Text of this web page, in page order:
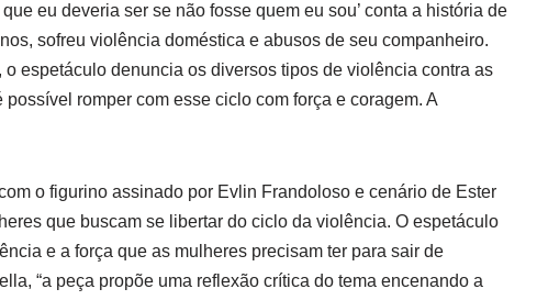
eu deveria ser se não fosse quem eu sou’ conta a história de
sofreu violência doméstica e abusos de seu companheiro.
espetáculo denuncia os diversos tipos de violência contra as
romper com esse ciclo com força e coragem. A
o figurino assinado por Evlin Frandoloso e cenário de Ester
que buscam se libertar do ciclo da violência. O espetáculo
e a força que as mulheres precisam ter para sair de
“a peça propõe uma reflexão crítica do tema encenando a